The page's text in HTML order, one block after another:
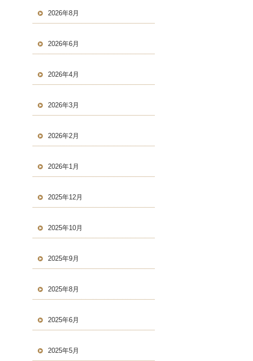
2026年8月
2026年6月
2026年4月
2026年3月
2026年2月
2026年1月
2025年12月
2025年10月
2025年9月
2025年8月
2025年6月
2025年5月